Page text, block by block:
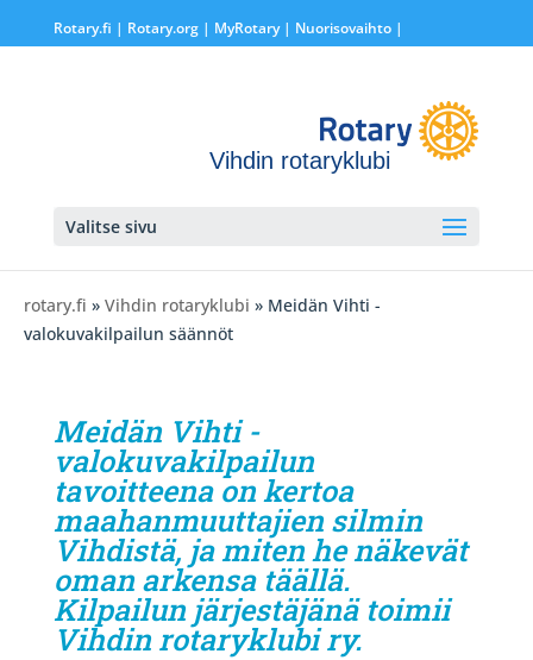
Rotary.fi | Rotary.org| MyRotary | Nuorisovaihto|
Vihdin rotaryklubi
Valitse sivu
rotary.fi » Vihdin rotaryklubi » Meidän Vihti -
valokuvakilpailun säännöt
Meidän Vihti -
valokuvakilpailun
tavoitteena on kertoa
maahanmuuttajien silmin
Vihdistä, ja miten he näkevät
oman arkensa täällä.
Kilpailun järjestäjänä toimii
Vihdin rotaryklubi ry.